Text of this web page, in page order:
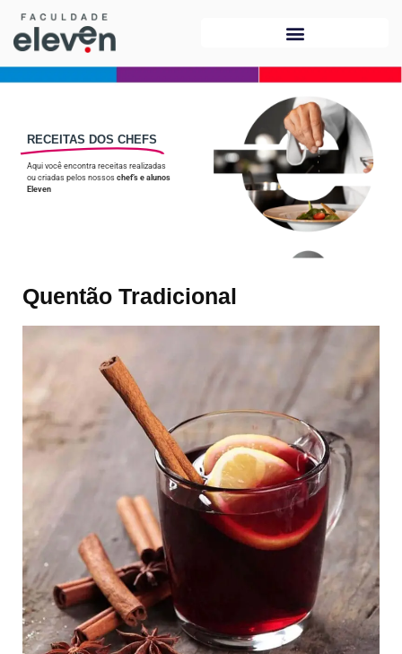
RECEITAS DOS CHEFS
Aqui você encontra receitas realizadas
ou criadas pelos nossos chef’s e alunos
Eleven
Quentão Tradicional